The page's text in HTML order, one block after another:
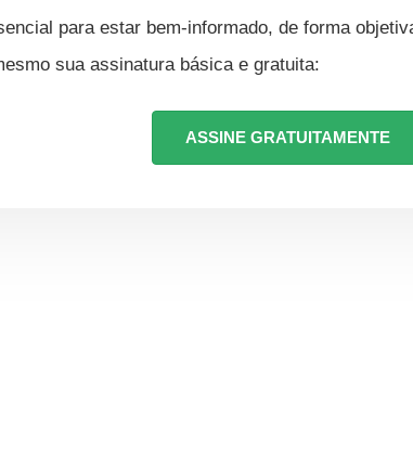
para estar bem-informado, de forma
sua assinatura básica e gratuita:
ASSINE GRATUITAMENTE